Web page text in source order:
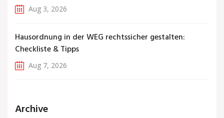
Aug 3, 2026
Hausordnung in der WEG rechtssicher gestalten:
Checkliste & Tipps
Aug 7, 2026
Archive